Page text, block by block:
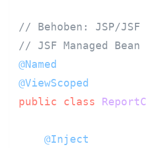
// Behoben: JSP/
// JSF Managed
@Named
@ViewScoped
public
class
@Inject